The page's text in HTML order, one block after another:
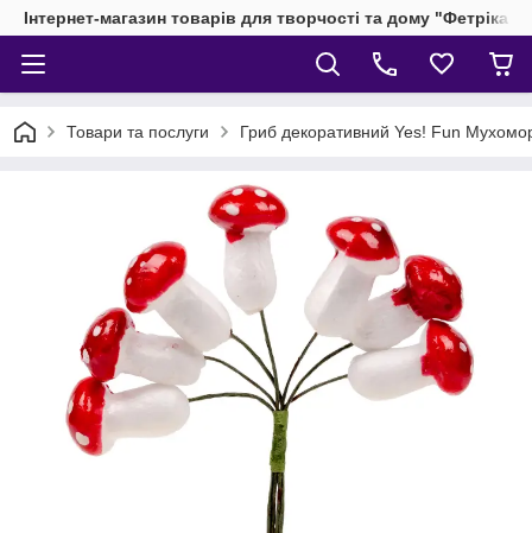
Інтернет-магазин товарів для творчості та дому "Фетріка"
Товари та послуги Гриб декоративний Yes! Fun